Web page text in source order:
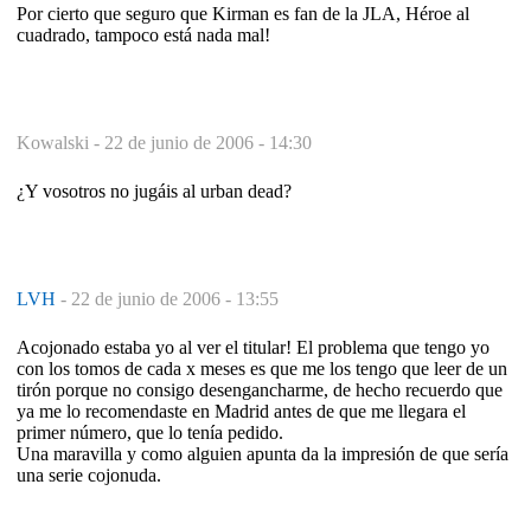
Por cierto que seguro que Kirman es fan de la JLA, Héroe al
cuadrado, tampoco está nada mal!
Kowalski - 22 de junio de 2006 - 14:30
¿Y vosotros no jugáis al urban dead?
LVH - 22 de junio de 2006 - 13:55
Acojonado estaba yo al ver el titular! El problema que tengo yo
con los tomos de cada x meses es que me los tengo que leer de un
tirón porque no consigo desengancharme, de hecho recuerdo que
ya me lo recomendaste en Madrid antes de que me llegara el
primer número, que lo tenía pedido.
Una maravilla y como alguien apunta da la impresión de que sería
una serie cojonuda.